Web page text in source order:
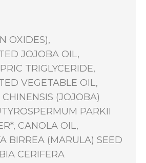
OXIDES),
JOJOBA OIL,
TRIGLYCERIDE,
VEGETABLE OIL,
(JOJOBA)
PARKII
CANOLA OIL,
BIRREA (MARULA) SEED
CERIFERA